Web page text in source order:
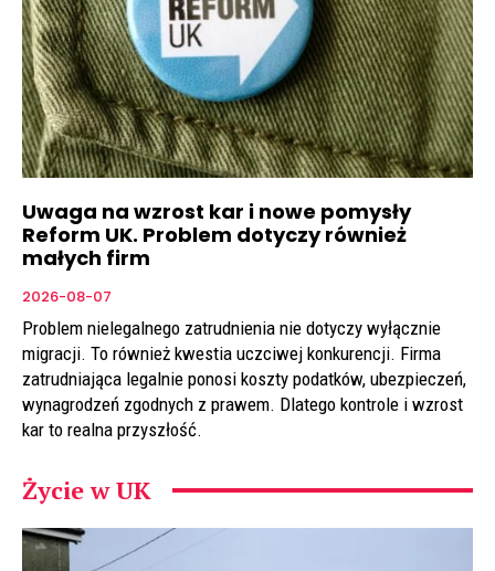
Uwaga na wzrost kar i nowe pomysły
Reform UK. Problem dotyczy również
małych firm
2026-08-07
Problem nielegalnego zatrudnienia nie dotyczy wyłącznie
migracji. To również kwestia uczciwej konkurencji. Firma
zatrudniająca legalnie ponosi koszty podatków, ubezpieczeń,
wynagrodzeń zgodnych z prawem. Dlatego kontrole i wzrost
kar to realna przyszłość.
Życie w UK